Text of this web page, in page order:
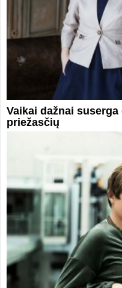
Vaikai dažnai
priežasčių